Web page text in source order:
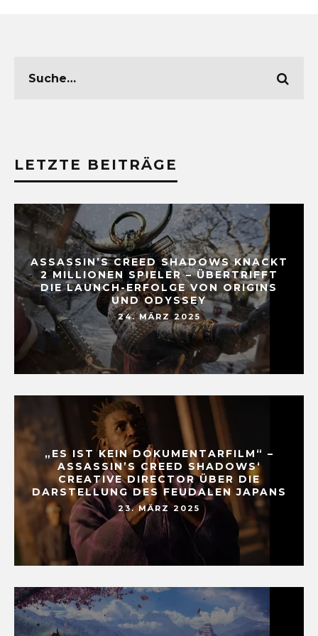
LETZTE BEITRÄGE
ASSASSIN’S CREED SHADOWS KNACKT
2 MILLIONEN SPIELER – ÜBERTRIFFT
DIE LAUNCH-ERFOLGE VON ORIGINS
UND ODYSSEY
24. MÄRZ 2025
„ES IST KEIN DOKUMENTARFILM“ –
ASSASSIN’S CREED SHADOWS‘
CREATIVE DIRECTOR ÜBER DIE
DARSTELLUNG DES FEUDALEN JAPANS
23. MÄRZ 2025